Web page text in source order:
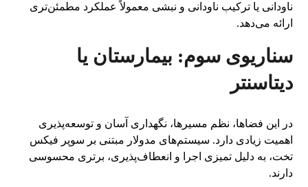
ناودانی یا ترکیب ناودانی و نبشی معمولاً عملکرد مطمئن‌تری
ارائه می‌دهد.
سناریوی سوم: بیمارستان یا
دیتاسنتر
در این فضاها، نظم مسیرها، نگهداری آسان و توسعه‌پذیری
اهمیت زیادی دارد. سیستم‌های مدولار مبتنی بر سوپر فیکس
تخت، به دلیل تمیزی اجرا و انعطاف‌پذیری، برتری محسوسی
دارند.